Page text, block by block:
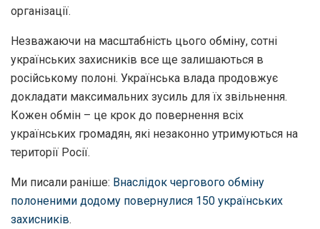
організації.
Незважаючи на масштабність цього обміну, сотні
українських захисників все ще залишаються в
російському полоні. Українська влада продовжує
докладати максимальних зусиль для їх звільнення.
Кожен обмін – це крок до повернення всіх
українських громадян, які незаконно утримуються на
території Росії.
Ми писали раніше: Внаслідок чергового обміну
полоненими додому повернулися 150 українських
захисників.